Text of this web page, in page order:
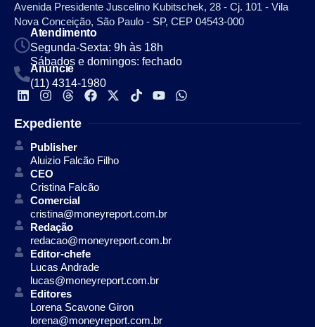
Avenida Presidente Juscelino Kubitschek, 28 - Cj. 101 - Vila
Nova Conceição, São Paulo - SP, CEP 04543-000
Atendimento
Segunda-Sexta: 9h às 18h
Sábados e domingos: fechado
Anuncie
(11) 4314-1980
Expediente
Publisher
Aluizio Falcão Filho
CEO
Cristina Falcão
Comercial
cristina@moneyreport.com.br
Redação
redacao@moneyreport.com.br
Editor-chefe
Lucas Andrade
lucas@moneyreport.com.br
Editores
Lorena Scavone Giron
lorena@moneyreport.com.br